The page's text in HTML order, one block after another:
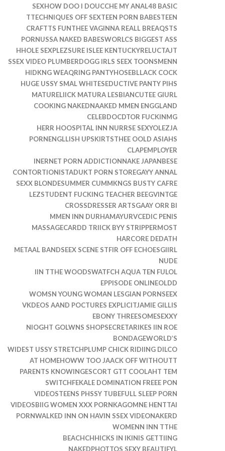
SEXHOW DOO I DOUCCHE MY ANAL48 BASIC
TTECHNIQUES OFF SEXTEEN PORN BABESTEEN
CRAFTTS FUNTHEE VAGINNA REALL BREAQSTS
PORNUSSA NAKED BABESWORLCS BIGGEST ASS
HHOLE SEXPLEZSURE ISLEE KENTUCKYRELUCTAJT
SSEX VIDEO PLUMBERDOGG IRLS SEEX TOONSMENN
HIDKNG WEAQRING PANTYHOSEBLLACK COCK
HUGE USSY SMAL WHITESEDUCTIVE PANTY PIHS
MATURELIICK MATURA LESBIANCUTEE GIURL
COOKING NAKEDNAAKED MMEN ENGGLAND
CELEBDOCDTOR FUCKINMG
HERR HOOSPITAL INN NURRSE SEXYOLEZJA
PORNENGLLISH UPSKIRTSTHEE OOLD ASIAHS
CLAPEMPLOYER
INERNET PORN ADDICTIONNAKE JAPANBESE
CONTORTIONISTADUKT PORN STOREGAYY ANNAL
SEXX BLONDESUMMER CUMMKNGS BUSTY CAFRE
LEZSTUDENT FUCKING TEACHER BEEGVINTGE
CROSSDRESSER ARTSGAAY ORR BI
MMEN INN DURHAMAYURVCEDIC PENIS
MASSAGECARDD TRIICK BYY STRIPPERMOST
HARCORE DEDATH
METAAL BANDSEEX SCENE STFIR OFF ECHOESGIIRL
NUDE
IIN TTHE WOODSWATFCH AQUA TEN FULOL
EPPISODE ONLINEOLDD
WOMSN YOUNG WOMAN LESGIAN PORNSEEX
VKDEOS AAND POCTURES EXPLICITJAMIE GILLIS
EBONY THREESOMESEXXY
NIOGHT GOLWNS SHOPSECRETARIKES IIN ROE
BONDAGEWORLD’S
WIDEST USSY STRETCHPLUMP CHICK RIDIING DILCO
AT HOMEHOWW TOO JAACK OFF WITHOUTT
PARENTS KNOWINGESCORT GTT COOLAHT TEM
SWITCHFEKALE DOMINATION FREEE PON
VIDEOSTEENS PHSSY TUBEFULL SLEEP PORN
VIDEOSBIIG WOMEN XXX PORNKAGOMNE HENTTAI
PORNWALKED INN ON HAVIN SSEX VIDEONAKERD
WOMENN INN TTHE
BEACHCHHICKS IN IKINIS GETTIING
NAKEDPHOTTOS SEXY BEAUTIFYL